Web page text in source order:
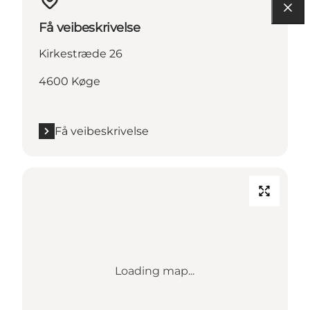
Få veibeskrivelse
Kirkestræde 26
4600 Køge
Få veibeskrivelse
Loading map...